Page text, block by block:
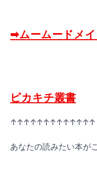
➡ムームードメ
ピカキチ叢書
↑↑↑↑↑↑↑↑↑↑↑↑↑
あなたの読みたい本が